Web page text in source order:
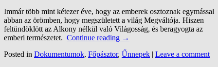
Immár több mint kétezer éve, hogy az emberek osztoznak egymással
abban az örömben, hogy megszületett a világ Megváltója. Hiszen
feltündöklött az Alkony nélkül való Világosság, és beragyogta az
emberi természetet. Continue reading →
Posted in Dokumentumok, Főpásztor, Űnnepek | Leave a comment